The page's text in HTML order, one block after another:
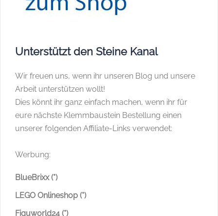
Unterstützt den Steine Kanal
Wir freuen uns, wenn ihr unseren Blog und unsere
Arbeit unterstützen wollt!
Dies könnt ihr ganz einfach machen, wenn ihr für
eure nächste Klemmbaustein Bestellung einen
unserer folgenden Affiliate-Links verwendet:
Werbung:
BlueBrixx (*)
LEGO Onlineshop (*)
Figuworld24 (*)